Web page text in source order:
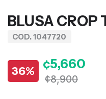
BLUSA CROP
COD. 1047720
36% ¢5,660
¢8,900